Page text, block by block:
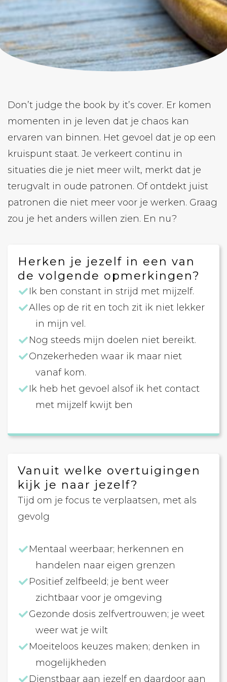
Don’t judge the book by it’s cover. Er komen
momenten in je leven dat je chaos kan
ervaren van binnen. Het gevoel dat je op een
kruispunt staat. Je verkeert continu in
situaties die je niet meer wilt, merkt dat je
terugvalt in oude patronen. Of ontdekt juist
patronen die niet meer voor je werken. Graag
zou je het anders willen zien. En nu?
Herken je jezelf in een van
de volgende opmerkingen?
Ik ben constant in strijd met mijzelf.
Alles op de rit en toch zit ik niet lekker
in mijn vel.
Nog steeds mijn doelen niet bereikt.
Onzekerheden waar ik maar niet
vanaf kom.
Ik heb het gevoel alsof ik het contact
met mijzelf kwijt ben
Vanuit welke overtuigingen
kijk je naar jezelf?
Tijd om je focus te verplaatsen, met als
gevolg
Mentaal weerbaar; herkennen en
handelen naar eigen grenzen
Positief zelfbeeld; je bent weer
zichtbaar voor je omgeving
Gezonde dosis zelfvertrouwen; je weet
weer wat je wilt
Moeiteloos keuzes maken; denken in
mogelijkheden
Dienstbaar aan jezelf en daardoor aan